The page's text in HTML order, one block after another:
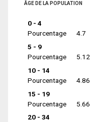
ÂGE DE LA POPULATION
0 - 4
Pourcentage
4.7
5 - 9
Pourcentage
5.12
10 - 14
Pourcentage
4.86
15 - 19
Pourcentage
5.66
20 - 34